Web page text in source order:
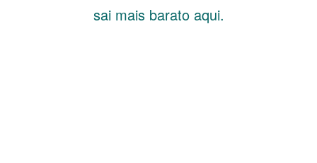
sai mais barato aqui.